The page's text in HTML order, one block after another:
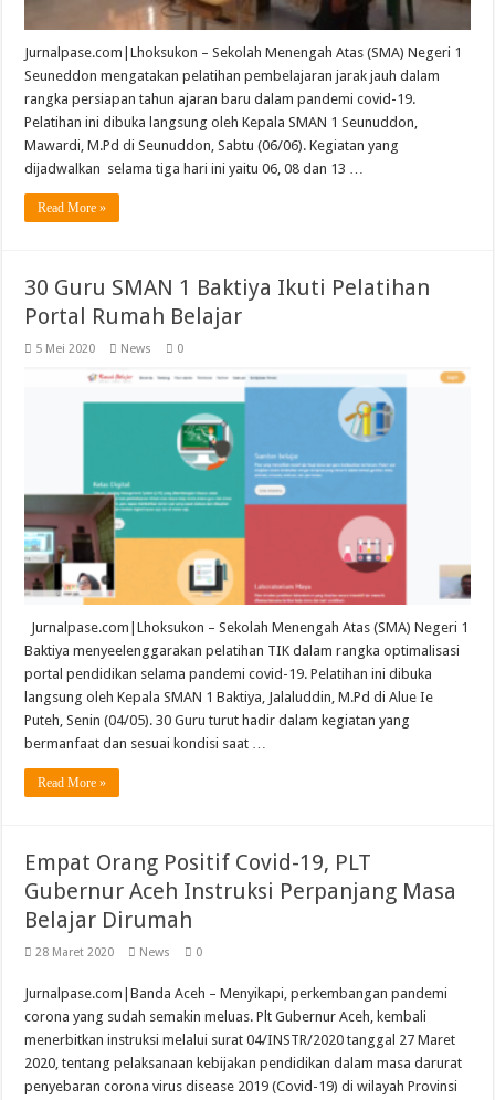
Jurnalpase.com|Lhoksukon – Sekolah Menengah Atas (SMA) Negeri 1
Seuneddon mengatakan pelatihan pembelajaran jarak jauh dalam
rangka persiapan tahun ajaran baru dalam pandemi covid-19.
Pelatihan ini dibuka langsung oleh Kepala SMAN 1 Seunuddon,
Mawardi, M.Pd di Seunuddon, Sabtu (06/06). Kegiatan yang
dijadwalkan selama tiga hari ini yaitu 06, 08 dan 13 …
Read More »
30 Guru SMAN 1 Baktiya Ikuti Pelatihan
Portal Rumah Belajar
5 Mei 2020 News 0
Jurnalpase.com|Lhoksukon – Sekolah Menengah Atas (SMA) Negeri 1
Baktiya menyeelenggarakan pelatihan TIK dalam rangka optimalisasi
portal pendidikan selama pandemi covid-19. Pelatihan ini dibuka
langsung oleh Kepala SMAN 1 Baktiya, Jalaluddin, M.Pd di Alue Ie
Puteh, Senin (04/05). 30 Guru turut hadir dalam kegiatan yang
bermanfaat dan sesuai kondisi saat …
Read More »
Empat Orang Positif Covid-19, PLT
Gubernur Aceh Instruksi Perpanjang Masa
Belajar Dirumah
28 Maret 2020 News 0
Jurnalpase.com|Banda Aceh – Menyikapi, perkembangan pandemi
corona yang sudah semakin meluas. Plt Gubernur Aceh, kembali
menerbitkan instruksi melalui surat 04/INSTR/2020 tanggal 27 Maret
2020, tentang pelaksanaan kebijakan pendidikan dalam masa darurat
penyebaran corona virus disease 2019 (Covid-19) di wilayah Provinsi